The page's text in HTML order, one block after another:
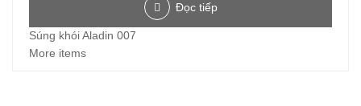
Đọc tiếp
Súng khói Aladin 007
More items